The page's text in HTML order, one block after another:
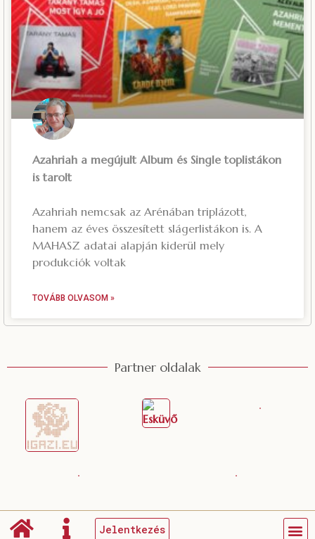
Azahriah a megújult Album és Single toplistákon
is tarolt
Azahriah nemcsak az Arénában triplázott,
hanem az éves összesített slágerlistákon is. A
MAHASZ adatai alapján kiderül mely
produkciók voltak
TOVÁBB OLVASOM »
Partner oldalak
Jelentkezés